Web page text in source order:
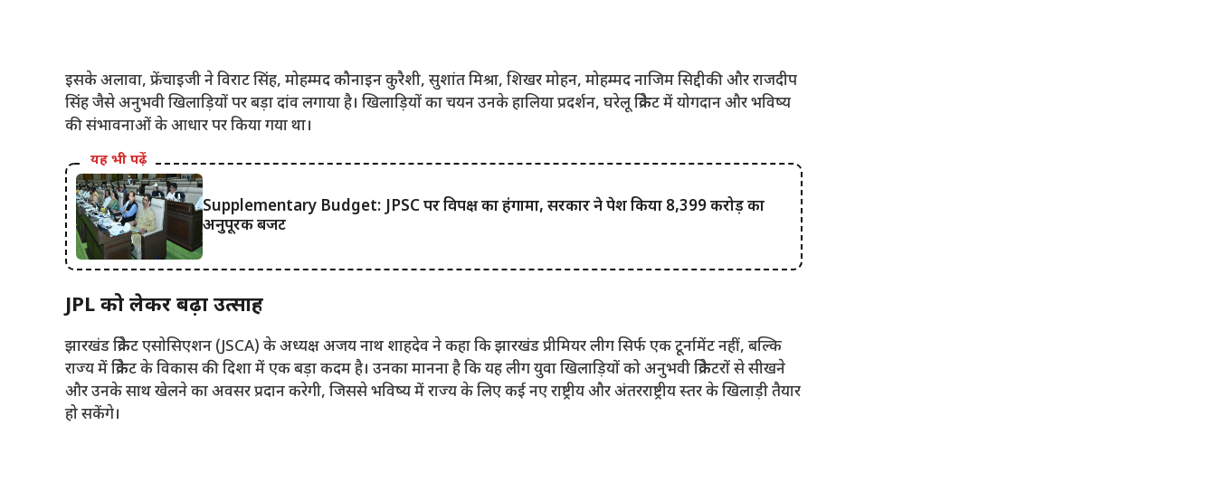
इसके अलावा, फ्रेंचाइजी ने विराट सिंह, मोहम्मद कौनाइन कुरैशी, सुशांत मिश्रा, शिखर मोहन, मोहम्मद नाजिम सिद्दीकी और राजदीप
सिंह जैसे अनुभवी खिलाड़ियों पर बड़ा दांव लगाया है। खिलाड़ियों का चयन उनके हालिया प्रदर्शन, घरेलू क्रिकेट में योगदान और भविष्य
की संभावनाओं के आधार पर किया गया था।
यह भी पढ़ें
Supplementary Budget: JPSC पर विपक्ष का हंगामा, सरकार ने पेश किया 8,399 करोड़ का
अनुपूरक बजट
JPL को लेकर बढ़ा उत्साह
झारखंड क्रिकेट एसोसिएशन (JSCA) के अध्यक्ष अजय नाथ शाहदेव ने कहा कि झारखंड प्रीमियर लीग सिर्फ एक टूर्नामेंट नहीं, बल्कि
राज्य में क्रिकेट के विकास की दिशा में एक बड़ा कदम है। उनका मानना ​​है कि यह लीग युवा खिलाड़ियों को अनुभवी क्रिकेटरों से सीखने
और उनके साथ खेलने का अवसर प्रदान करेगी, जिससे भविष्य में राज्य के लिए कई नए राष्ट्रीय और अंतरराष्ट्रीय स्तर के खिलाड़ी तैयार
हो सकेंगे।